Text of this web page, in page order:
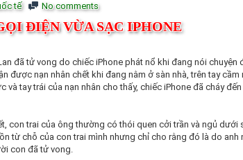
tế No comments
ĐIỆN VỪA SẠC IPHONE
đã tử vong do chiếc iPhone phát nổ khi đang nói chuyện
được nạn nhân chết khi đang nằm ở sàn nhà, trên tay cầm
tay trái của nạn nhân cho thấy, chiếc iPhone đã cháy
con trai của ông thường có thói quen cởi trần và ngủ dưới
từ chỗ của con trai mình nhưng chỉ cho rằng đó là do anh
con đã tử vong.